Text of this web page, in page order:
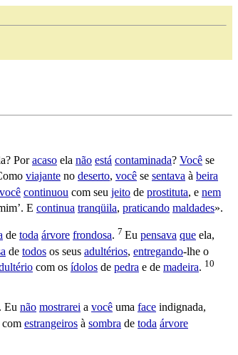
Poracaso ela não está contaminada? Você se
viajante no deserto, você se sentava à beira
você continuou com seu jeito de prostituta, e nem
E continua tranqüila, praticando maldades».
de toda árvore frondosa. 7 Eu pensava que ela,
de todos os seus adultérios, entregando-lhe o
com os ídolos de pedra e de madeira. 10
. Eu não mostrarei a você uma face indignada,
com estrangeiros à sombra de toda árvore